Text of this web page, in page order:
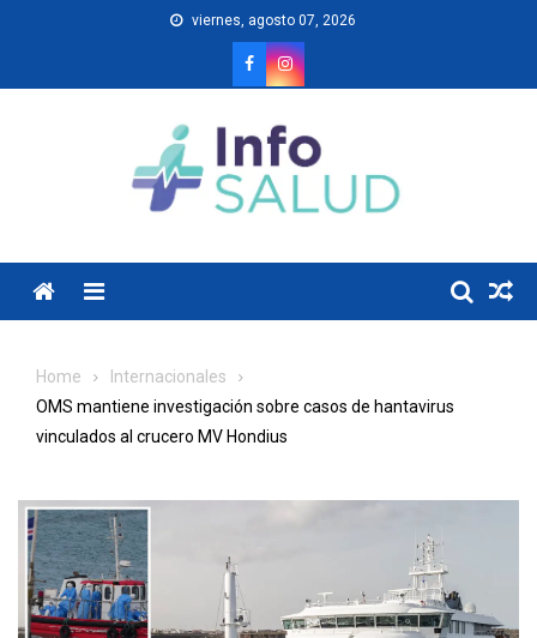
viernes, agosto 07, 2026
Menu
Home
Internacionales
OMS mantiene investigación sobre casos de hantavirus
vinculados al crucero MV Hondius